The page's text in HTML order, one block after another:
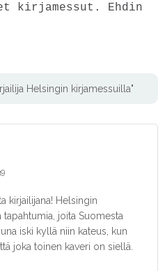
kirjamessut. Ehdin
Helsingin kirjamessuilla"
kirjailijana! Helsingin
joita Suomesta
iski kyllä niin kateus, kun
joka toinen kaveri on siellä.